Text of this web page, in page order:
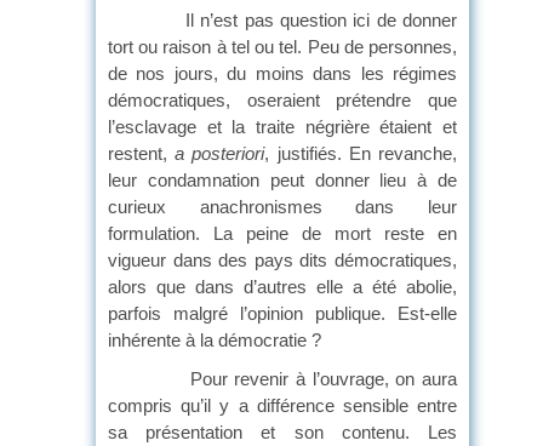
Il n’est pas question ici de donner
tort ou raison à tel ou tel. Peu de personnes,
de nos jours, du moins dans les régimes
démocratiques, oseraient prétendre que
l’esclavage et la traite négrière étaient et
restent,a posteriori, justifiés. En revanche,
leur condamnation peut donner lieu à de
curieux anachronismes dans leur
formulation. La peine de mort reste en
vigueur dans des pays dits démocratiques,
alors que dans d’autres elle a été abolie,
parfois malgré l’opinion publique. Est-elle
inhérente à la démocratie ?
Pour revenir à l’ouvrage, on aura
compris qu’il y a différence sensible entre
sa présentation et son contenu. Les